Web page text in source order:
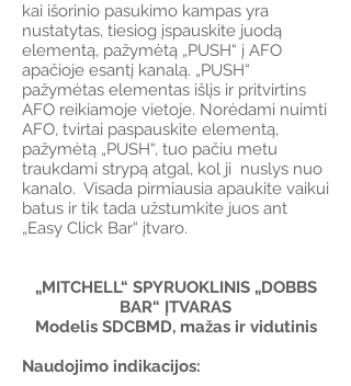
kai išorinio pasukimo kampas yra
nustatytas, tiesiog įspauskite juodą
elementą, pažymėtą „PUSH“ į AFO
apačioje esantį kanalą. „PUSH“
pažymėtas elementas išlįs ir pritvirtins
AFO reikiamoje vietoje. Norėdami nuimti
AFO, tvirtai paspauskite elementą,
pažymėtą „PUSH“, tuo pačiu metu
traukdami strypą atgal, kol ji nuslys nuo
kanalo. Visada pirmiausia apaukite vaikui
batus ir tik tada užstumkite juos ant
„Easy Click Bar“ įtvaro.
„MITCHELL“ SPYRUOKLINIS „DOBBS
BAR“ ĮTVARAS
Modelis SDCBMD, mažas ir vidutinis
Naudojimo indikacijos: